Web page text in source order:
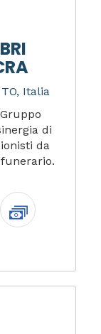
Italia
di
da